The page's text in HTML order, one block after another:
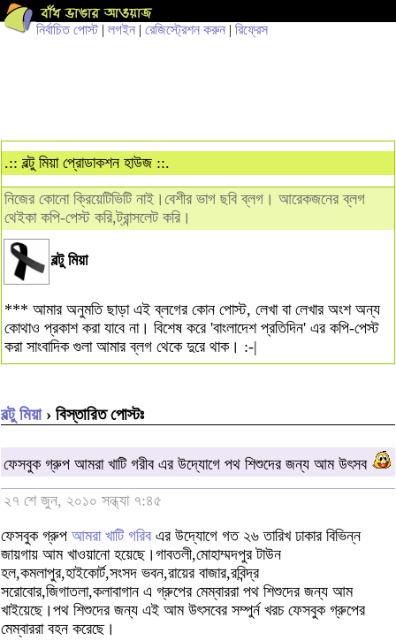
নির্বাচিত পোস্ট| লগইন | রেজিস্ট্রেশন করুন | রিফ্রেস
.:: বল্টু মিয়া প্রোডাকশন হাউজ ::.
নিজের কোনো ক্রিয়েটিভিটি নাই।বেশীর ভাগ ছবি ব্লগ। আরেকজনের ব্লগ
থেইকা কপি-পেস্ট করি,ট্রান্সলেট করি।
বল্টু মিয়া
*** আমার অনুমতি ছাড়া এই ব্লগের কোন পোস্ট, লেখা বা লেখার অংশ অন্য
কোথাও প্রকাশ করা যাবে না। বিশেষ করে 'বাংলাদেশ প্রতিদিন' এর কপি-পেস্ট
করা সাংবাদিক গুলা আমার ব্লগ থেকে দুরে থাক। :-|
বল্টু মিয়া› বিস্তারিত পোস্টঃ
ফেসবুক গ্রুপ আমরা খাটি গরীব এর উদ্যোগে পথ শিশুদের জন্য আম উৎসব
২৭ শে জুন, ২০১০ সন্ধ্যা ৭:৪৫
ফেসবুক গ্রুপ আমরা খাটি গরিব এর উদ্যোগে গত ২৬ তারিখ ঢাকার বিভিন্ন
জায়গায় আম খাওয়ানো হয়েছে।গাবতলী,মোহাম্মদপুর টাউন
হল,কমলাপুর,হাইকোর্ট,সংসদ ভবন,রায়ের বাজার,রবিন্দ্র
সরোবোর,জিগাতলা,কলাবাগান এ গ্রুপের মেম্বাররা পথ শিশুদের জন্য আম
খাইয়েছে।পথ শিশুদের জন্য এই আম উৎসবের সম্পুর্ন খরচ ফেসবুক গ্রুপের
মেম্বাররা বহন করেছে।